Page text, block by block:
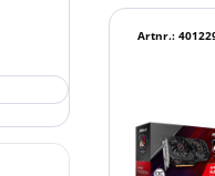
Artnr.: